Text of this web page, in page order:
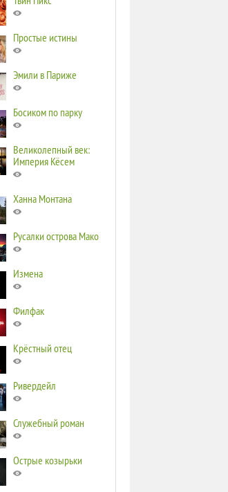
Простые истины
Эмили в Париже
Босиком по парку
Великолепный век:
Империя Кёсем
Ханна Монтана
Русалки острова Мако
Измена
Филфак
Крёстный отец
Ривердейл
Служебный роман
Острые козырьки